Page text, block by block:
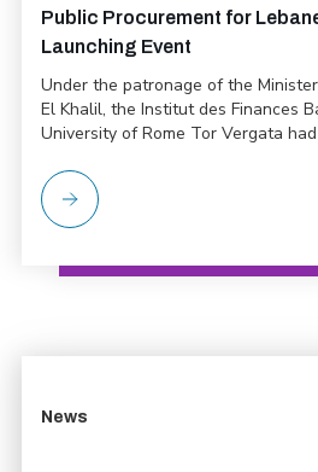
Public Procurement for
Launching Event
Under the patronage of the
El Khalil, the Institut des Finances
University of Rome Tor Vergata
News